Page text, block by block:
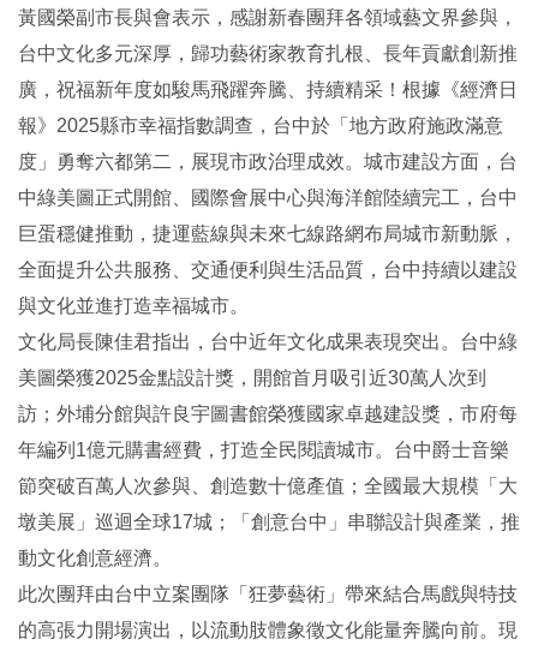
黃國榮副市長與會表示，感謝新春團拜各領域藝文界參與，
台中文化多元深厚，歸功藝術家教育扎根、長年貢獻創新推
廣，祝福新年度如駿馬飛躍奔騰、持續精采！根據《經濟日
報》2025縣市幸福指數調查，台中於「地方政府施政滿意
度」勇奪六都第二，展現市政治理成效。城市建設方面，台
中綠美圖正式開館、國際會展中心與海洋館陸續完工，台中
巨蛋穩健推動，捷運藍線與未來七線路網布局城市新動脈，
全面提升公共服務、交通便利與生活品質，台中持續以建設
與文化並進打造幸福城市。
文化局長陳佳君指出，台中近年文化成果表現突出。台中綠
美圖榮獲2025金點設計獎，開館首月吸引近30萬人次到
訪；外埔分館與許良宇圖書館榮獲國家卓越建設獎，市府每
年編列1億元購書經費，打造全民閱讀城市。台中爵士音樂
節突破百萬人次參與、創造數十億產值；全國最大規模「大
墩美展」巡迴全球17城；「創意台中」串聯設計與產業，推
動文化創意經濟。
此次團拜由台中立案團隊「狂夢藝術」帶來結合馬戲與特技
的高張力開場演出，以流動肢體象徵文化能量奔騰向前。現